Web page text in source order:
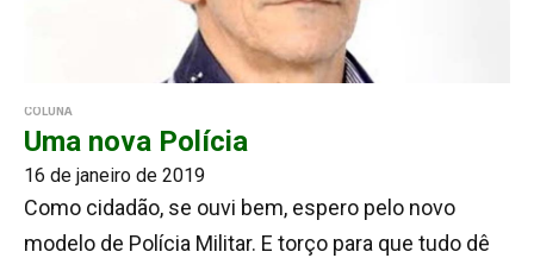
COLUNA
Uma nova Polícia
16 de janeiro de 2019
Como cidadão, se ouvi bem, espero pelo novo
modelo de Polícia Militar. E torço para que tudo dê